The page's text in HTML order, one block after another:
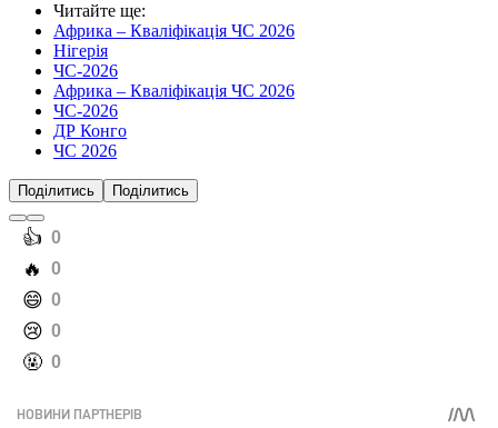
Читайте ще:
Африка – Кваліфікація ЧС 2026
Нігерія
ЧС-2026
Африка – Кваліфікація ЧС 2026
ЧС-2026
ДР Конго
ЧС 2026
Поділитись Поділитись
️👍 0
️🔥 0
️😄 0
️😢 0
️🤬 0